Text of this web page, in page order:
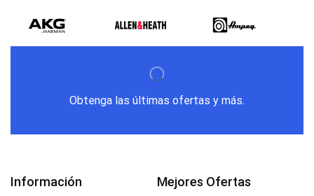
Obtenga las últimas ofertas y más.
Información Mejores Ofertas